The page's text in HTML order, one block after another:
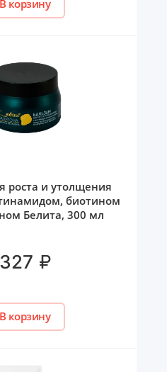
В корзину
роста и утолщения
биотином
Белита, 300 мл
327 ₽
В корзину